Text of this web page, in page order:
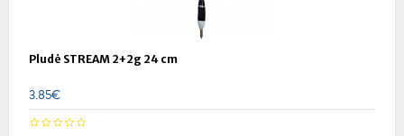
Pludė STREAM 2+2g 24 cm
3.85€